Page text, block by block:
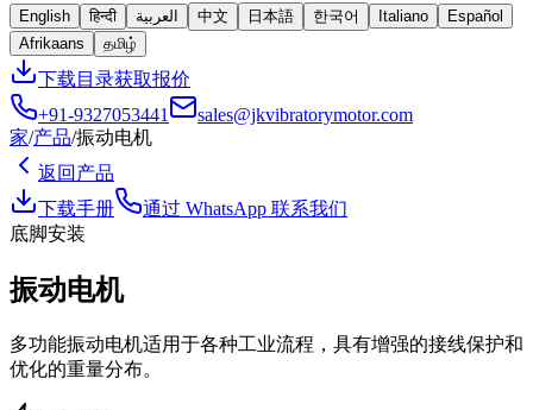
English हिन्दी العربية 中文 日本語 한국어 Italiano
Español
Afrikaans
தமிழ்
下载目录获取报价
+91-9327053441
sales@jkvibratorymotor.com
家/产品/振动电机
返回产品
下载手册
通过 WhatsApp 联系我们
底脚安装
振动电机
多功能振动电机适用于各种工业流程，具有增强的接线保护和
优化的重量分布。